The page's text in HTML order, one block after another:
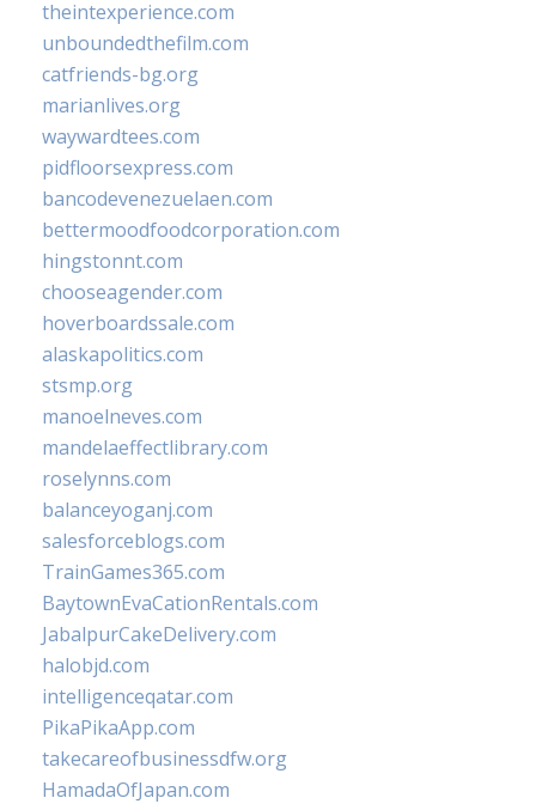
theintexperience.com
unboundedthefilm.com
catfriends-bg.org
marianlives.org
waywardtees.com
pidfloorsexpress.com
bancodevenezuelaen.com
bettermoodfoodcorporation.com
hingstonnt.com
chooseagender.com
hoverboardssale.com
alaskapolitics.com
stsmp.org
manoelneves.com
mandelaeffectlibrary.com
roselynns.com
balanceyoganj.com
salesforceblogs.com
TrainGames365.com
BaytownEvaCationRentals.com
JabalpurCakeDelivery.com
halobjd.com
intelligenceqatar.com
PikaPikaApp.com
takecareofbusinessdfw.org
HamadaOfJapan.com